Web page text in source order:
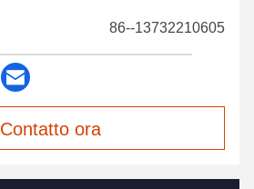
86--13732210605
Contatto ora